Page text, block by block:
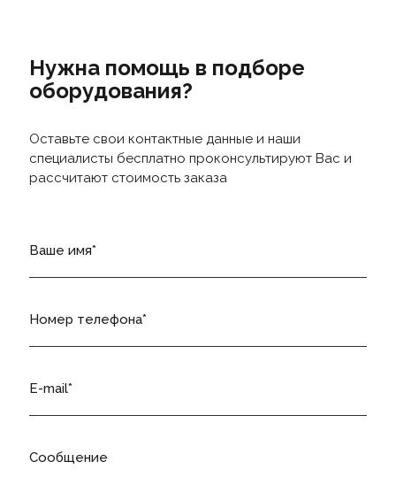
Нужна помощь в подборе
оборудования?
Оставьте свои контактные данные и наши
специалисты бесплатно проконсультируют Вас и
рассчитают стоимость заказа
Ваше имя
Номер телефона
E-mail
Сообщение